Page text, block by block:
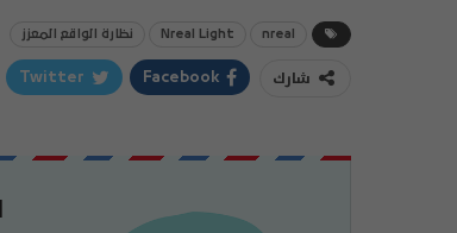
nreal
Nreal Light نظارة الواقع المعزز
شارك Facebook
Twitter